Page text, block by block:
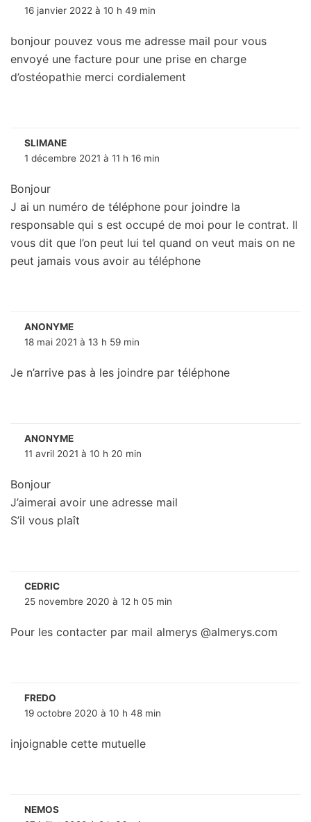
16 janvier 2022 à 10 h 49 min
bonjour pouvez vous me adresse mail pour vous
envoyé une facture pour une prise en charge
d’ostéopathie merci cordialement
SLIMANE
1 décembre 2021 à 11 h 16 min
Bonjour
J ai un numéro de téléphone pour joindre la
responsable qui s est occupé de moi pour le contrat. Il
vous dit que l’on peut lui tel quand on veut mais on ne
peut jamais vous avoir au téléphone
ANONYME
18 mai 2021 à 13 h 59 min
Je n’arrive pas à les joindre par téléphone
ANONYME
11 avril 2021 à 10 h 20 min
Bonjour
J’aimerai avoir une adresse mail
S’il vous plaît
CEDRIC
25 novembre 2020 à 12 h 05 min
Pour les contacter par mail almerys @almerys.com
FREDO
19 octobre 2020 à 10 h 48 min
injoignable cette mutuelle
NEMOS